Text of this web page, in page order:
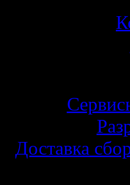
Доставка